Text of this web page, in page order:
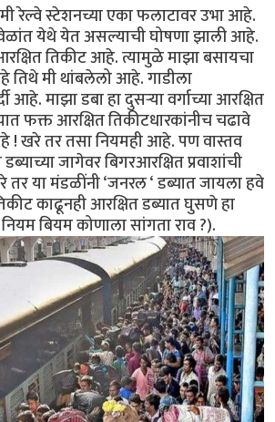
रेल्वे स्टेशनच्या एका फलाटावर उभा आहे.
वेळांत येथे येत असल्याची घोषणा झाली आहे.
तिकीट आहे. त्यामुळे माझा बसायचा
तिथे मी थांबलेलो आहे. गाडीला
आहे. माझा डबा हा दुसऱ्या वर्गाच्या आरक्षित
फक्त आरक्षित तिकीटधारकांनीच चढावे
! खरे तर तसा नियमही आहे. पण वास्तव
डब्याच्या जागेवर बिगरआरक्षित प्रवाशांची
या मंडळींनी ‘जनरल ‘ डब्यात जायला हवे
काढूनही आरक्षित डब्यात घुसणे हा
बियम कोणाला सांगता राव ?).